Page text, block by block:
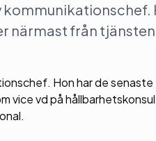
från tjänsten
Hon har de
vice vd på